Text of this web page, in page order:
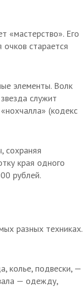
«мастерство». Его
старается
элементы. Волк
служит
(кодекс
сохраняя
края одного
рублей.
разных техниках.
колье, подвески, —
— одежду,